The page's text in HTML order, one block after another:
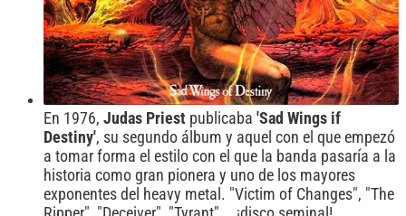
En 1976, Judas Priest publicaba 'Sad Wings if
Destiny', su segundo álbum y aquel con el que empezó
a tomar forma el estilo con el que la banda pasaría a la
historia como gran pionera y uno de los mayores
exponentes del heavy metal. "Victim of Changes", "The